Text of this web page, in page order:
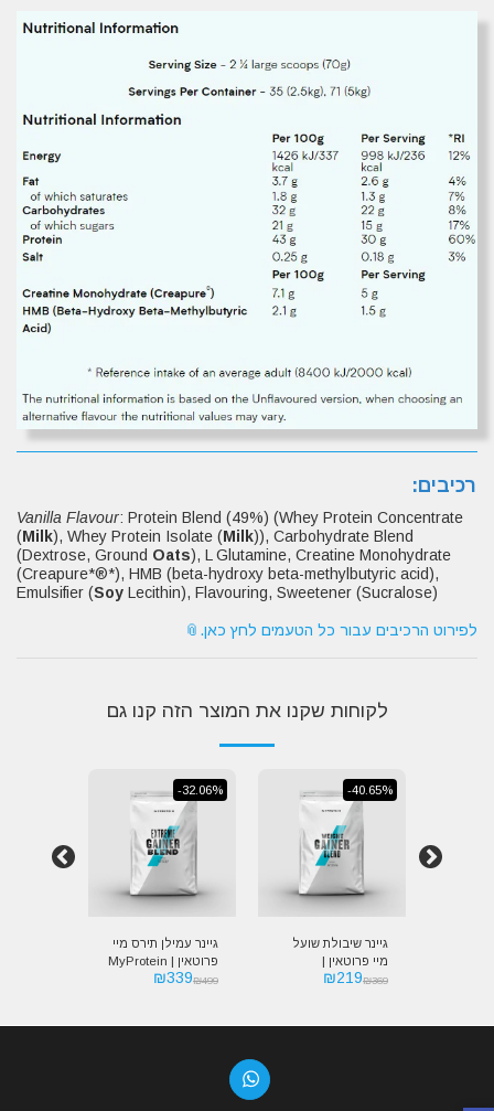
רכיבים:
Vanilla Flavour: Protein Blend (49%) (Whey Protein Concentrate
(Milk), Whey Protein Isolate (Milk)), Carbohydrate Blend
(Dextrose, Ground Oats), L Glutamine, Creatine Monohydrate
(Creapure*®*), HMB (beta-hydroxy beta-methylbutyric acid),
Emulsifier (Soy Lecithin), Flavouring, Sweetener (Sucralose)
לפירוט הרכיבים עבור כל הטעמים לחץ כאן.
לקוחות שקנו את המוצר הזה קנו גם
-40.65%
גיינר שיבולת שועל
מיי פרוטאין |
MyProtein Weight
₪369
₪219
-32.06%
גיינר עמילן תירס מיי
פרוטאין | MyProtein
Extreme Gainer
₪499
₪339